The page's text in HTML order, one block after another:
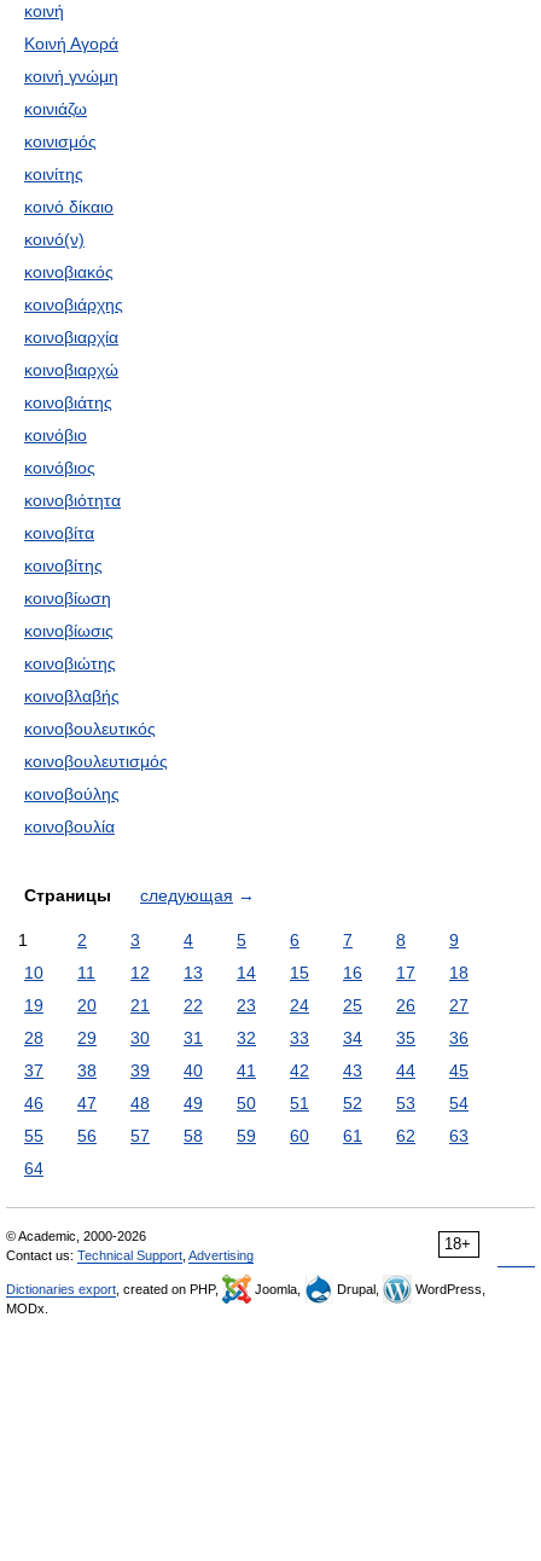
κοινή
Κοινή Αγορά
κοινή γνώμη
κοινιάζω
κοινισμός
κοινίτης
κοινό δίκαιο
κοινό(ν)
κοινοβιακός
κοινοβιάρχης
κοινοβιαρχία
κοινοβιαρχώ
κοινοβιάτης
κοινόβιο
κοινόβιος
κοινοβιότητα
κοινοβίτα
κοινοβίτης
κοινοβίωση
κοινοβίωσις
κοινοβιώτης
κοινοβλαβής
κοινοβουλευτικός
κοινοβουλευτισμός
κοινοβούλης
κοινοβουλία
Страницы следующая →
1 2 3 4 5 6 7 8
9
10
11 12 13 14 15 16 17
18
19
20 21 22 23 24 25 26
27
28
29 30 31 32 33 34 35
36
37
38 39 40 41 42 43 44
45
46
47 48 49 50 51 52 53
54
55
56 57 58 59 60 61 62
63
64
18+
© Academic, 2000-2026
Contact us: Technical Support Advertising
Dictionaries export , created on PHP, Joomla, Drupal,
WordPress,
MODx.